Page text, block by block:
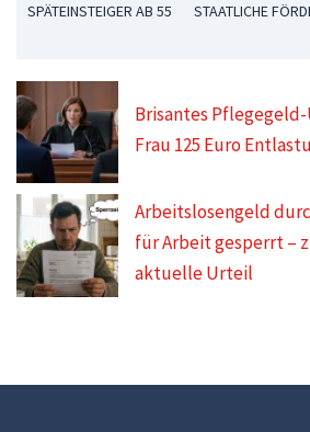
SPÄTEINSTEIGER AB 55 STAATLICHE
Brisantes
Frau 125 Euro
Arbeitslosengeld
für Arbeit gesperrt –
aktuelle Urteil